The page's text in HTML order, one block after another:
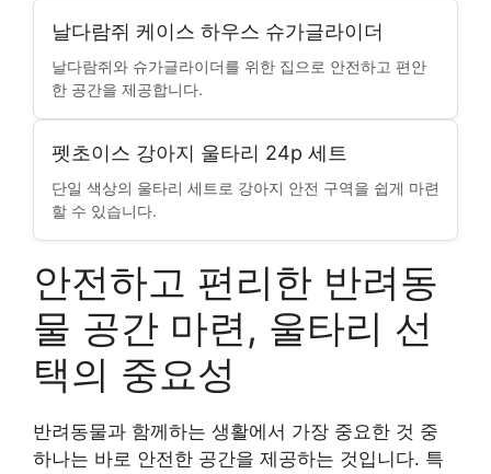
날다람쥐 케이스 하우스 슈가글라이더
날다람쥐와 슈가글라이더를 위한 집으로 안전하고 편안
한 공간을 제공합니다.
펫초이스 강아지 울타리 24p 세트
단일 색상의 울타리 세트로 강아지 안전 구역을 쉽게 마련
할 수 있습니다.
안전하고 편리한 반려동
물 공간 마련, 울타리 선
택의 중요성
반려동물과 함께하는 생활에서 가장 중요한 것 중
하나는 바로 안전한 공간을 제공하는 것입니다. 특